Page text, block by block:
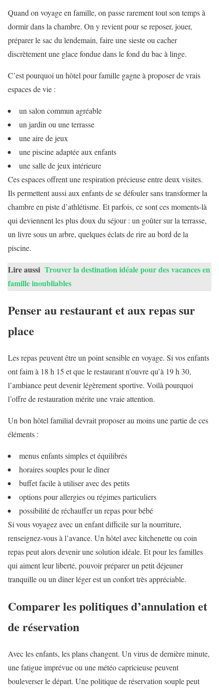
Quand on voyage en famille, on passe rarement tout son temps à
dormir dans la chambre. On y revient pour se reposer, jouer,
préparer le sac du lendemain, faire une sieste ou cacher
discrètement une glace fondue dans le fond du bac à linge.
C’est pourquoi un hôtel pour famille gagne à proposer de vrais
espaces de vie :
un salon commun agréable
un jardin ou une terrasse
une aire de jeux
une piscine adaptée aux enfants
une salle de jeux intérieure
Ces espaces offrent une respiration précieuse entre deux visites.
Ils permettent aussi aux enfants de se défouler sans transformer la
chambre en piste d’athlétisme. Et parfois, ce sont ces moments-là
qui deviennent les plus doux du séjour : un goûter sur la terrasse,
un livre sous un arbre, quelques éclats de rire au bord de la
piscine.
Lire aussi Trouver la destination idéale pour des vacances en
famille inoubliables
Penser au restaurant et aux repas sur
place
Les repas peuvent être un point sensible en voyage. Si vos enfants
ont faim à 18 h 15 et que le restaurant n’ouvre qu’à 19 h 30,
l’ambiance peut devenir légèrement sportive. Voilà pourquoi
l’offre de restauration mérite une vraie attention.
Un bon hôtel familial devrait proposer au moins une partie de ces
éléments :
menus enfants simples et équilibrés
horaires souples pour le dîner
buffet facile à utiliser avec des petits
options pour allergies ou régimes particuliers
possibilité de réchauffer un repas pour bébé
Si vous voyagez avec un enfant difficile sur la nourriture,
renseignez-vous à l’avance. Un hôtel avec kitchenette ou coin
repas peut alors devenir une solution idéale. Et pour les familles
qui aiment leur liberté, pouvoir préparer un petit déjeuner
tranquille ou un dîner léger est un confort très appréciable.
Comparer les politiques d’annulation et
de réservation
Avec les enfants, les plans changent. Un virus de dernière minute,
une fatigue imprévue ou une météo capricieuse peuvent
bouleverser le départ. Une politique de réservation souple peut